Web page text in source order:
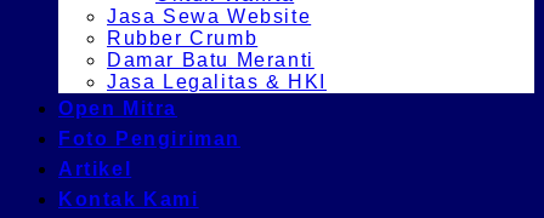
Jasa Sewa Website
Rubber Crumb
Damar Batu Meranti
Jasa Legalitas & HKI
Open Mitra
Foto Pengiriman
Artikel
Kontak Kami